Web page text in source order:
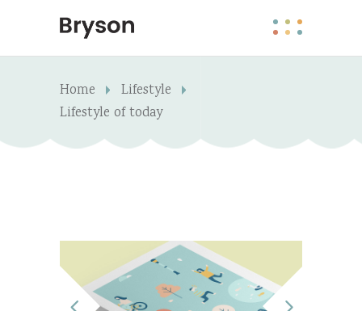
Home
Lifestyle
Lifestyle of today